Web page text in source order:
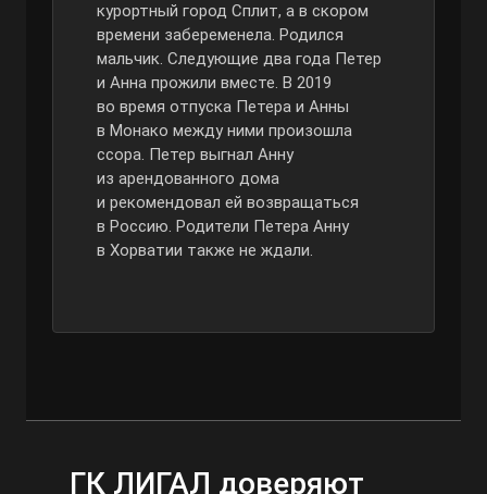
курортный город Сплит, а в скором
времени забеременела. Родился
мальчик. Следующие два года Петер
и Анна прожили вместе. В 2019
во время отпуска Петера и Анны
в Монако между ними произошла
ссора. Петер выгнал Анну
из арендованного дома
и рекомендовал ей возвращаться
в Россию. Родители Петера Анну
в Хорватии также не ждали.
ГК ЛИГАЛ доверяют